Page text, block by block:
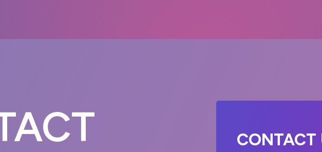
CONTACT